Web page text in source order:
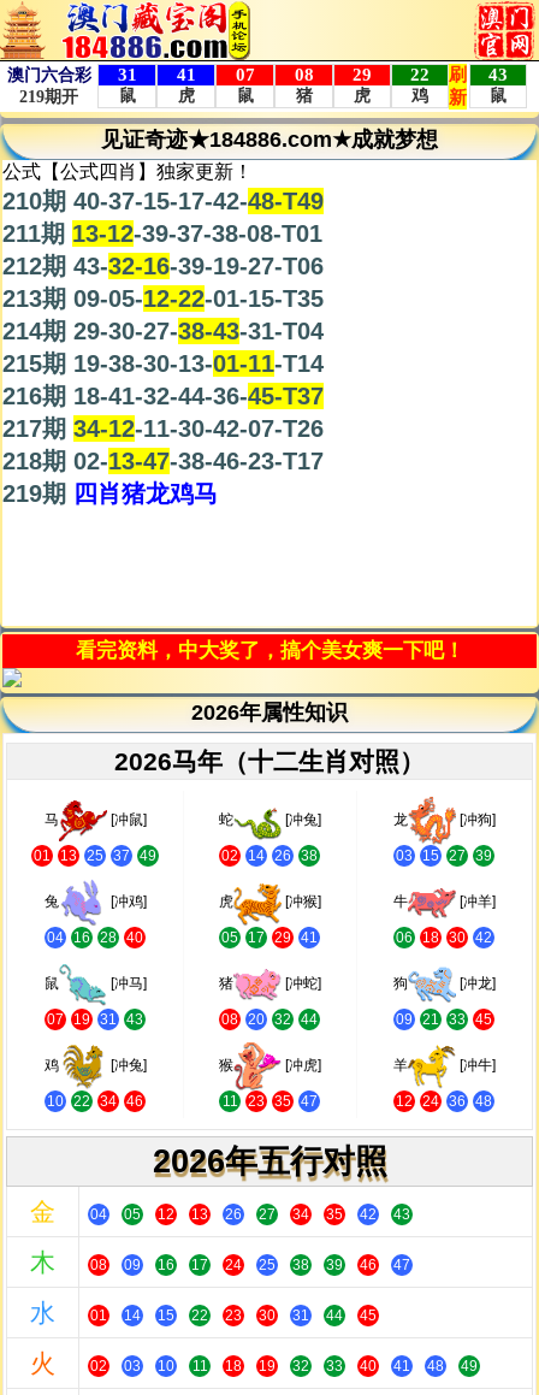
见证奇迹★184886.com★成就梦想
公式【公式四肖】独家更新！
210期 40-37-15-17-42-48-T49
211期 13-12-39-37-38-08-T01
212期 43-32-16-39-19-27-T06
213期 09-05-12-22-01-15-T35
214期 29-30-27-38-43-31-T04
215期 19-38-30-13-01-11-T14
216期 18-41-32-44-36-45-T37
217期 34-12-11-30-42-07-T26
218期 02-13-47-38-46-23-T17
219期 四肖猪龙鸡马
看完资料，中大奖了，搞个美女爽一下吧！
2026年属性知识
2026马年（十二生肖对照）
马 [冲鼠]
01 13 25 37 49
蛇 [冲兔]
02 14 26 38
龙 [冲狗]
03 15 27 39
兔 [冲鸡]
04 16 28 40
虎 [冲猴]
05 17 29 41
牛 [冲羊]
06 18 30 42
鼠 [冲马]
07 19 31 43
猪 [冲蛇]
08 20 32 44
狗 [冲龙]
09 21 33 45
鸡 [冲兔]
10 22 34 46
猴 [冲虎]
11 23 35 47
羊 [冲牛]
12 24 36 48
2026年五行对照
金 04 05 12 13 26 27 34 35 42 43
木 08 09 16 17 24 25 38 39 46 47
水 01 14 15 22 23 30 31 44 45
火 02 03 10 11 18 19 32 33 40 41 48 49